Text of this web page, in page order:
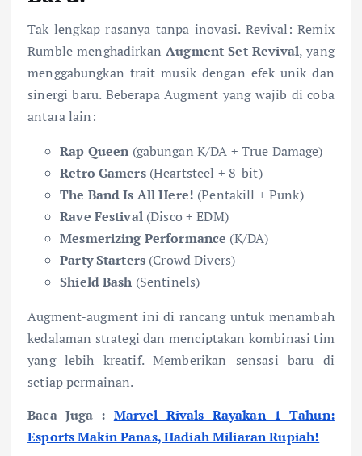
Tak lengkap rasanya tanpa inovasi. Revival: Remix
Rumble menghadirkanAugment Set Revival, yang
menggabungkan trait musik dengan efek unik dan
sinergi baru. Beberapa Augment yang wajib di coba
antara lain:
Rap Queen (gabungan K/DA + True Damage)
Retro Gamers(Heartsteel + 8-bit)
The Band Is All Here! (Pentakill + Punk)
Rave Festival(Disco + EDM)
Mesmerizing Performance (K/DA)
Party Starters (Crowd Divers)
Shield Bash (Sentinels)
Augment-augment ini di rancang untuk menambah
kedalaman strategi dan menciptakan kombinasi tim
yang lebih kreatif. Memberikan sensasi baru di
setiap permainan.
Baca Juga : Marvel Rivals Rayakan 1 Tahun:
Esports Makin Panas, Hadiah Miliaran Rupiah!